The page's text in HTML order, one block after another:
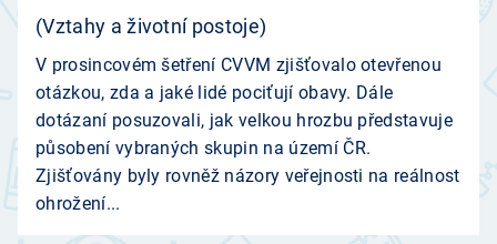
(Vztahy a životní postoje)
V prosincovém šetření CVVM zjišťovalo otevřenou
otázkou, zda a jaké lidé pociťují obavy. Dále
dotázaní posuzovali, jak velkou hrozbu představuje
působení vybraných skupin na území ČR.
Zjišťovány byly rovněž názory veřejnosti na reálnost
ohrožení...